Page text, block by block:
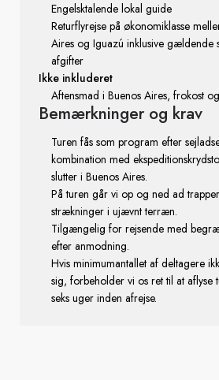
Engelsktalende lokal guide
Returflyrejse på økonomiklasse
Aires og Iguazú inklusive gældende
afgifter
Ikke inkluderet
Aftensmad i Buenos Aires, frokost
Bemærkninger og krav
Turen fås som program efter
kombination med
slutter i Buenos Aires.
På turen går vi op og ned ad
strækninger i ujævnt terræn.
Tilgængelig for rejsende med
efter anmodning.
Hvis minimumantallet af deltagere
sig, forbeholder vi os ret til at aflyse
seks uger inden afrejse.